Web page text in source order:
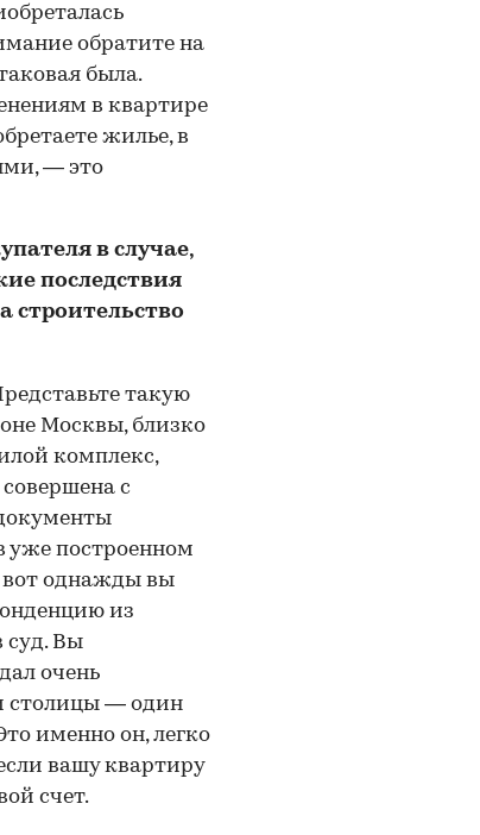
обратите на
была.
в квартире
жилье, в
— это
в случае,
последствия
строительство
такую
Москвы, близко
комплекс,
с
уже построенном
вот однажды вы
из
суд. Вы
очень
столицы — один
именно он, легко
вашу квартиру
счет.